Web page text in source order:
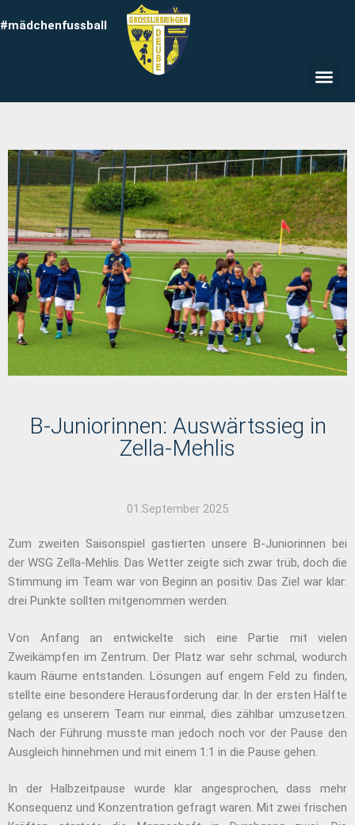
#mädchenfussball
B-Juniorinnen: Auswärtssieg in
Zella-Mehlis
01.September 2025
Zum zweiten Saisonspiel gastierten unsere B-Juniorinnen bei
der WSG Zella-Mehlis. Das Wetter zeigte sich zwar trüb, doch die
Stimmung im Team war von Beginn an positiv. Das Ziel war klar:
drei Punkte sollten mitgenommen werden.
Von Anfang an entwickelte sich eine Partie mit vielen
Zweikämpfen im Zentrum. Der Platz war sehr schmal, wodurch
kaum Räume entstanden. Lösungen auf engem Feld zu finden,
stellte eine besondere Herausforderung dar. In der ersten Hälfte
gelang es unserem Team nur einmal, dies zählbar umzusetzen.
Nach der Führung musste man jedoch noch vor der Pause den
Ausgleich hinnehmen und mit einem 1:1 in die Pause gehen.
In der Halbzeitpause wurde klar angesprochen, dass mehr
Konsequenz und Konzentration gefragt waren. Mit zwei frischen